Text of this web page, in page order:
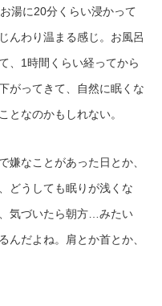
湯に20分くらい浸かって
んわり温まる感じ。お風呂
、1時間くらい経ってから
がってきて、自然に眠くな
となのかもしれない。
嫌なことがあった日とか、
どうしても眠りが浅くな
気づいたら朝方…みたい
んだよね。肩とか首とか、